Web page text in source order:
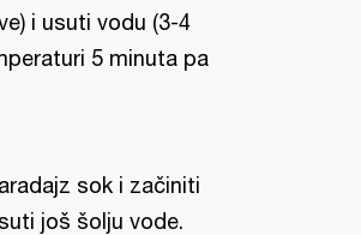
i usuti vodu (3-4
5 minuta pa
sok i začiniti
još šolju vode.